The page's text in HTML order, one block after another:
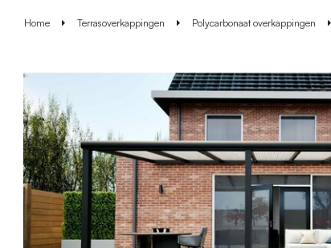
Home Terrasoverkappingen Polycarbonaat overkappingen